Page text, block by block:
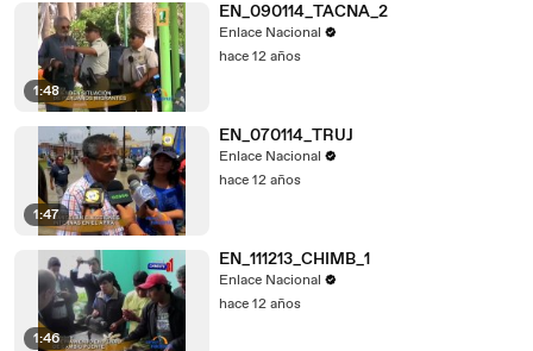
1:48
EN_090114_TACNA_2
Enlace Nacional
hace 12 años
1:47
EN_070114_TRUJ
Enlace Nacional
hace 12 años
1:46
EN_111213_CHIMB_1
Enlace Nacional
hace 12 años